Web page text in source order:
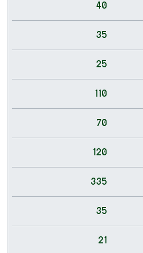
40
35
25
110
70
120
335
35
21